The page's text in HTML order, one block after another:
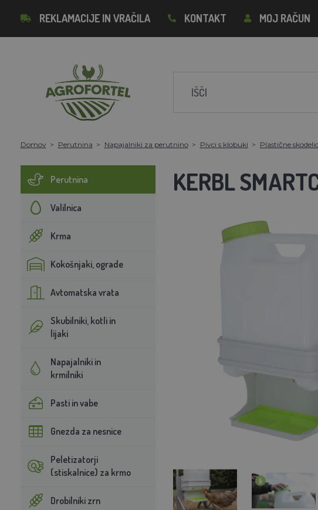
REKLAMACIJE IN VRAČILA KONTAKT MOJ RAČUN
Domov Perutnina Napajalniki za perutnino Pivci s klobuki Plastične
Perutnina
Valilnica
Krma
Kokošnjaki, ograde
Avtomatska vrata
Skubilniki, kotli in
lijaki
Napajalniki in
krmilniki
Pasti in vabe
Gnezda za nesnice
Peletizatorji
(stiskalnice) za krmo
Drobilniki zrn
KERBL